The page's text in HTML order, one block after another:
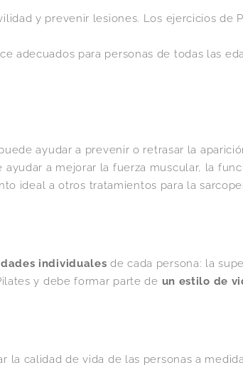
y prevenir lesiones. Los ejercicios de
adecuados para personas de todas las
ayudar a prevenir o retrasar la
a mejorar la fuerza muscular, la
ideal a otros tratamientos para la
individuales de cada persona: la
y debe formar parte de un estilo de
la calidad de vida de las personas a